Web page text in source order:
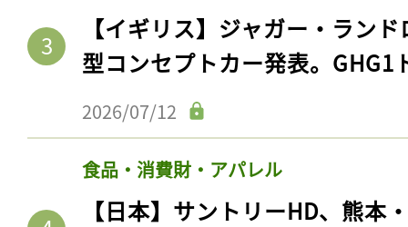
【イギリス】ジャガー・ラン
型コンセプトカー発表。GHG1
2026/07/12
食品・消費財・アパレル
【日本】サントリーHD、熊本